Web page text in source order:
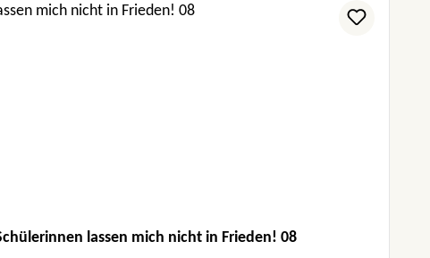
lassen mich nicht in Frieden! 08